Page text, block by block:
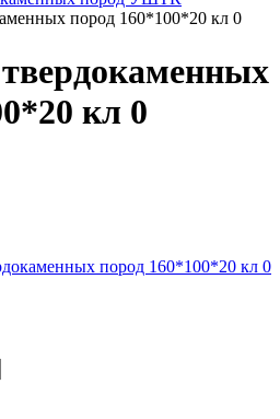
пород 160*100*20 кл 0
кл 0